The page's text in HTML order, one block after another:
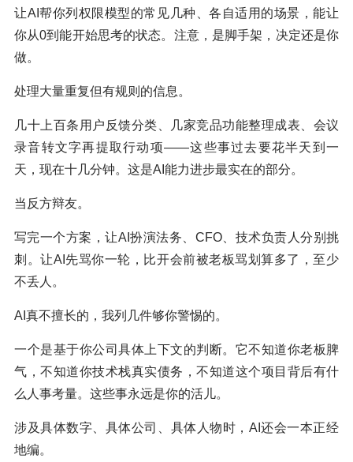
让AI帮你列权限模型的常见几种、各自适用的场景，能让
你从0到能开始思考的状态。注意，是脚手架，决定还是你
做。
处理大量重复但有规则的信息。
几十上百条用户反馈分类、几家竞品功能整理成表、会议
录音转文字再提取行动项——这些事过去要花半天到一
天，现在十几分钟。这是AI能力进步最实在的部分。
当反方辩友。
写完一个方案，让AI扮演法务、CFO、技术负责人分别挑
刺。让AI先骂你一轮，比开会前被老板骂划算多了，至少
不丢人。
AI真不擅长的，我列几件够你警惕的。
一个是基于你公司具体上下文的判断。它不知道你老板脾
气，不知道你技术栈真实债务，不知道这个项目背后有什
么人事考量。这些事永远是你的活儿。
涉及具体数字、具体公司、具体人物时，AI还会一本正经
地编。